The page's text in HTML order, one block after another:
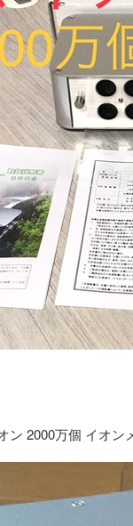
ン 2000万個 イオ